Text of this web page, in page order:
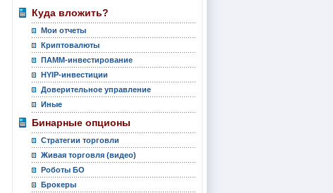
Куда вложить?
Мои отчеты
Криптовалюты
ПАММ-инвестирование
HYIP-инвестиции
Доверительное управление
Иные
Бинарные опционы
Стратегии торговли
Живая торговля (видео)
Роботы БО
Брокеры